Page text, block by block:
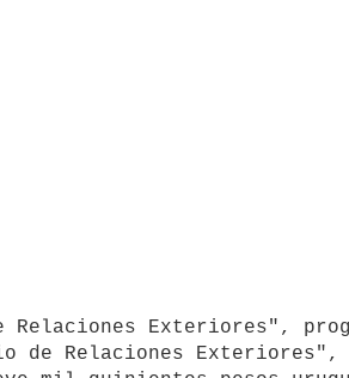
Relaciones Exteriores",